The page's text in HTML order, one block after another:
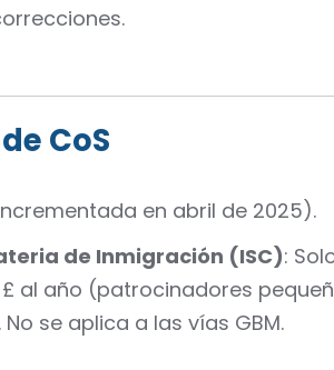
CoS
en abril de 2025).
de Inmigración (ISC):
al año (patrocinadores
se aplica a las vías GBM.